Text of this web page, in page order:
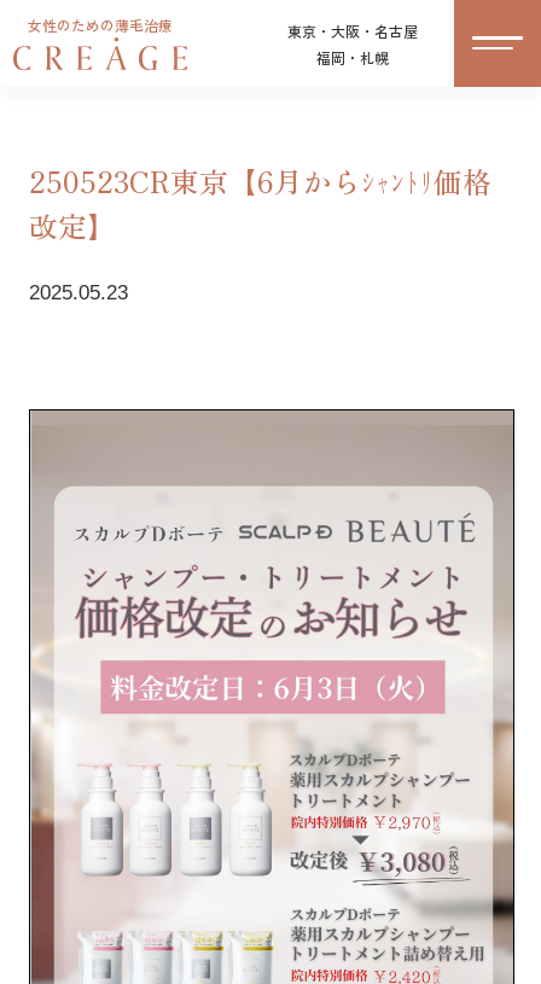
女性のための薄毛治療
東京・大阪・名古屋
福岡・札幌
250523CR東京【6月からｼｬﾝﾄﾘ価格
改定】
2025.05.23